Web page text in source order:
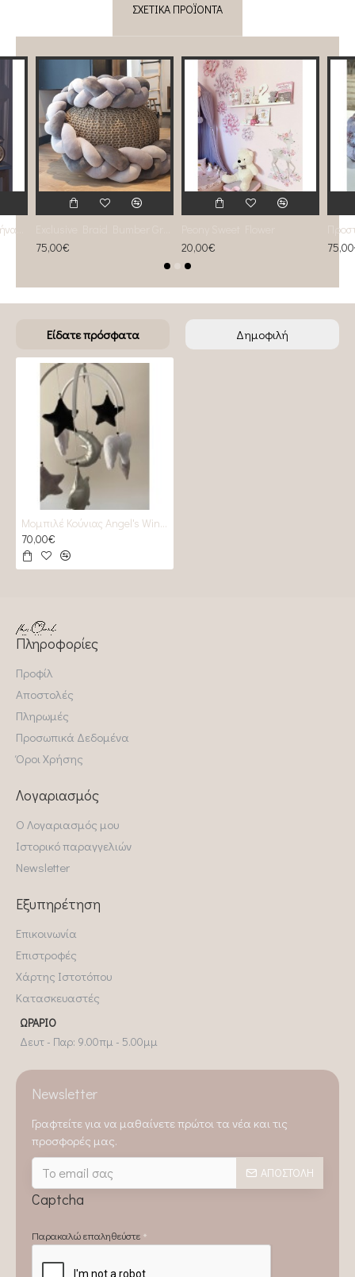
ΣΧΕΤΙΚΆ ΠΡΟΪΌΝΤΑ
75,00€
20,00€
Είδατε πρόσφατα Δημοφιλή
Μομπιλέ Κούνιας Angel's Wing Black & silver
70,00€
Πληροφορίες
Προφίλ
Αποστολές
Πληρωμές
Προσωπικά Δεδομένα
Όροι Χρήσης
Λογαριασμός
Ο Λογαριασμός μου
Ιστορικό παραγγελιών
Newsletter
Εξυπηρέτηση
Επικοινωνία
Επιστροφές
Χάρτης Ιστοτόπου
Κατασκευαστές
ΩΡΆΡΙΟ
Δευτ - Παρ: 9.00πμ - 5.00μμ
Newsletter
Γραφτείτε για να μαθαίνετε πρώτοι τα νέα και τις
προσφορές μας.
ΑΠΟΣΤΟΛΉ
Captcha
Παρακαλώ επαληθεύστε